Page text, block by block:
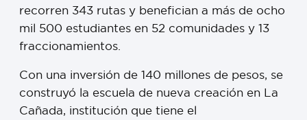
recorren 343 rutas y benefician a más de ocho
mil 500 estudiantes en 52 comunidades y 13
fraccionamientos.
Con una inversión de 140 millones de pesos, se
construyó la escuela de nueva creación en La
Cañada, institución que tiene el